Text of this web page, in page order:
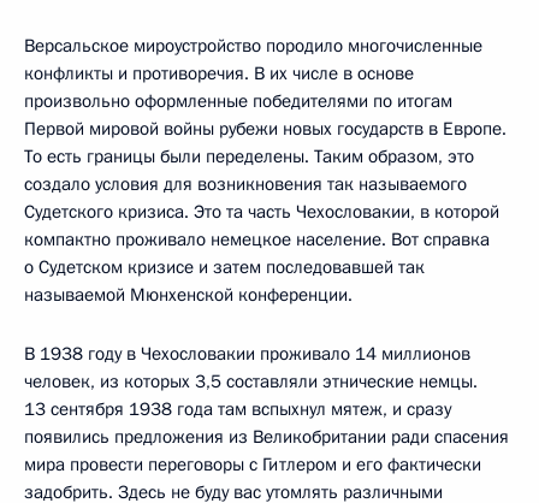
Версальское мироустройство породило многочисленные
конфликты и противоречия. В их числе в основе
произвольно оформленные победителями по итогам
Первой мировой войны рубежи новых государств в Европе.
То есть границы были переделены. Таким образом, это
создало условия для возникновения так называемого
Судетского кризиса. Это та часть Чехословакии, в которой
компактно проживало немецкое население. Вот справка
о Судетском кризисе и затем последовавшей так
называемой Мюнхенской конференции.
В 1938 году в Чехословакии проживало 14 миллионов
человек, из которых 3,5 составляли этнические немцы.
13 сентября 1938 года там вспыхнул мятеж, и сразу
появились предложения из Великобритании ради спасения
мира провести переговоры с Гитлером и его фактически
задобрить. Здесь не буду вас утомлять различными